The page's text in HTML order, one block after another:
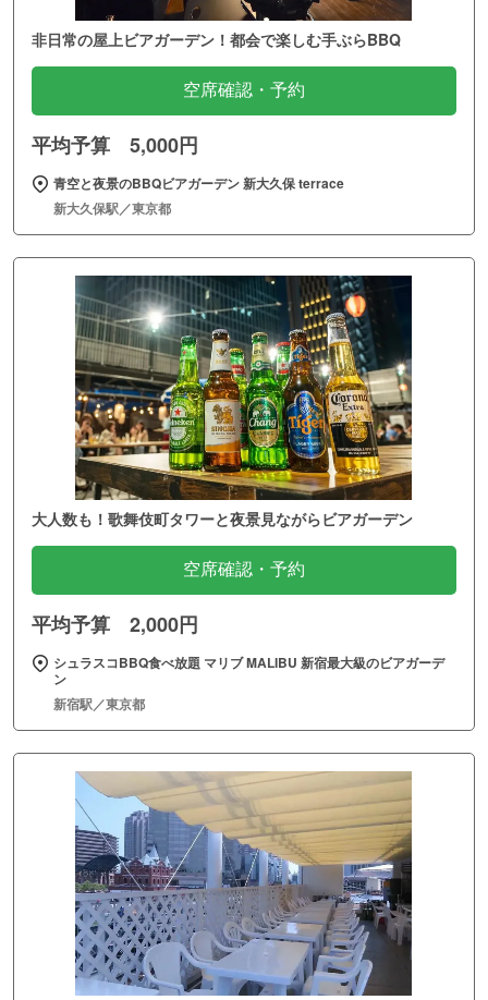
非日常の屋上ビアガーデン！都会で楽しむ手ぶらBBQ
空席確認・予約
平均予算 5,000円
青空と夜景のBBQビアガーデン 新大久保 terrace
新大久保駅／東京都
大人数も！歌舞伎町タワーと夜景見ながらビアガーデン
空席確認・予約
平均予算 2,000円
シュラスコBBQ食べ放題 マリブ MALIBU 新宿最大級のビアガーデ
ン
新宿駅／東京都